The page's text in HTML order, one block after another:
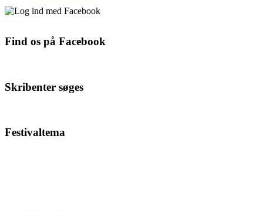
Find os på Facebook
Skribenter søges
Festivaltema